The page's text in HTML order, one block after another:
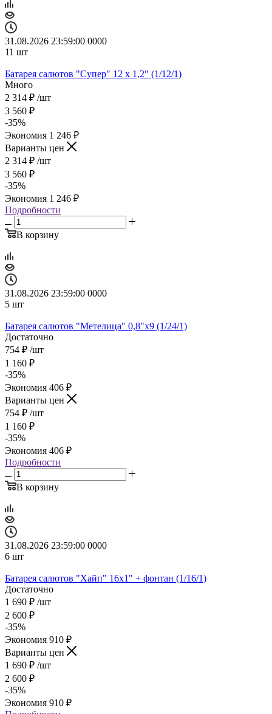
31.08.2026 23:59:00 0000
11 шт
Батарея салютов "Супер" 12 х 1,2" (1/12/1)
Много
2 314 ₽ /шт
3 560 ₽
-35%
Экономия 1 246 ₽
Варианты цен
2 314 ₽ /шт
3 560 ₽
-35%
Экономия 1 246 ₽
Подробности
В корзину
31.08.2026 23:59:00 0000
5 шт
Батарея салютов "Метелица" 0,8"х9 (1/24/1)
Достаточно
754 ₽ /шт
1 160 ₽
-35%
Экономия 406 ₽
Варианты цен
754 ₽ /шт
1 160 ₽
-35%
Экономия 406 ₽
Подробности
В корзину
31.08.2026 23:59:00 0000
6 шт
Батарея салютов "Хайп" 16х1" + фонтан (1/16/1)
Достаточно
1 690 ₽ /шт
2 600 ₽
-35%
Экономия 910 ₽
Варианты цен
1 690 ₽ /шт
2 600 ₽
-35%
Экономия 910 ₽